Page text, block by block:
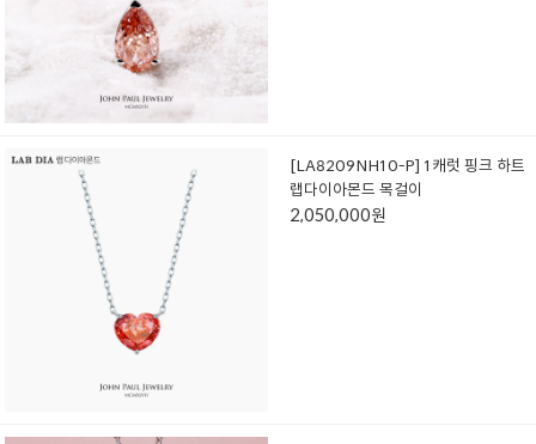
[LA8209NH10-P] 1캐럿 핑크 하트
랩다이아몬드 목걸이
2,050,000원